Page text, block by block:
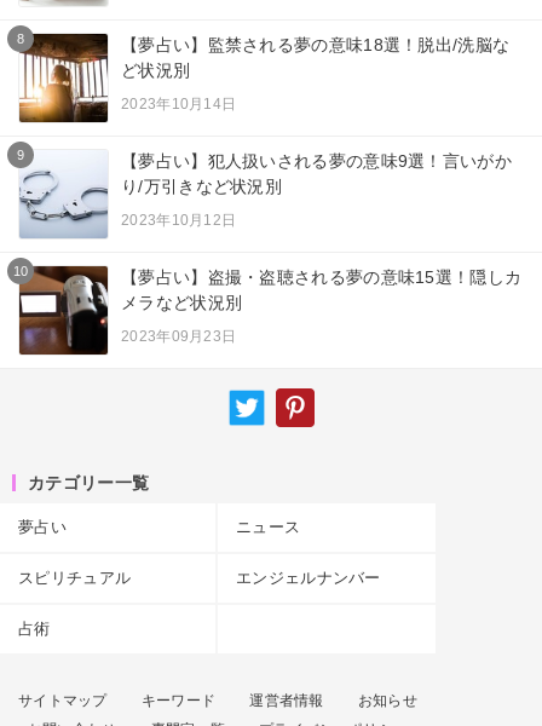
8
【夢占い】監禁される夢の意味18選！脱出/洗脳な
ど状況別
2023年10月14日
9
【夢占い】犯人扱いされる夢の意味9選！言いがか
り/万引きなど状況別
2023年10月12日
10
【夢占い】盗撮・盗聴される夢の意味15選！隠しカ
メラなど状況別
2023年09月23日
カテゴリー一覧
夢占い ニュース
スピリチュアル エンジェルナンバー
占術
サイトマップ キーワード 運営者情報
お知らせ